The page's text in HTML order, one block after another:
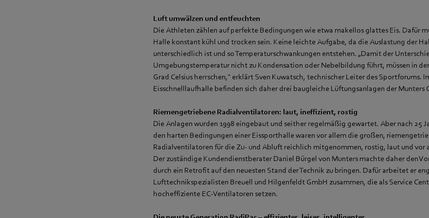
Luft umwälzen und entfeuchten
Die Athleten zählen auf perfekte Bedingungen wie etwa makellos glattes Eis. Dafür
Halle konstant kühl und trocken sein. Keine leichte Aufgabe, da die Auslastung der
unterschiedlich ist und so Temperaturschwankungen entstehen. „Damit der
Umgebungstemperatur nicht zu Kondensation oder Nebelbildung führt, müssen in
Grad Celsius herrschen," erklärt Sven Kuwatsch, technischer Leiter des Sportforums.
Eisschnelllaufhalle befinden sich daher drei baugleiche Lüftungsanlagen der Munters
Riemengetriebene Radialventilatoren: laut, ineffizient, rostig
Die Anlagen wurden 1998 eingebaut und seither regelmäßig gewartet. Aber nach 25
den harten Bedingungen einer Eissporthalle waren vor allem die großen,
Radialventilatoren für die Zu- und Abluft reichlich mitgenommen, rostig, laut und vor
Der zuständige Kundendienstberater Daniel Bürgel von Munters machte daher den
durch ein Retrofit auf den neuesten Stand der Technik zu bringen. Dafür arbeitet er
Lufttechnikspezialisten Breuell und Hilgenfeldt GmbH zusammen, die als Service
hocheffiziente EC-Ventilatoren setzen.